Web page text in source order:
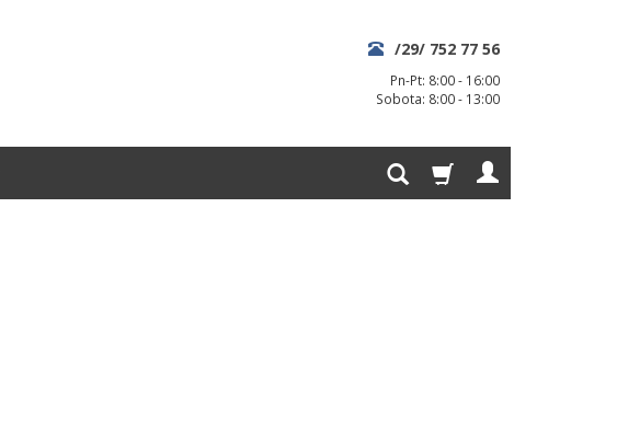
/29/ 752 77 56
Pn-Pt: 8:00 - 16:00
Sobota: 8:00 - 13:00